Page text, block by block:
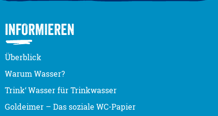
INFORMIEREN
Überblick
Warum Wasser?
Trink‘ Wasser für Trinkwasser
Goldeimer – Das soziale WC-Papier